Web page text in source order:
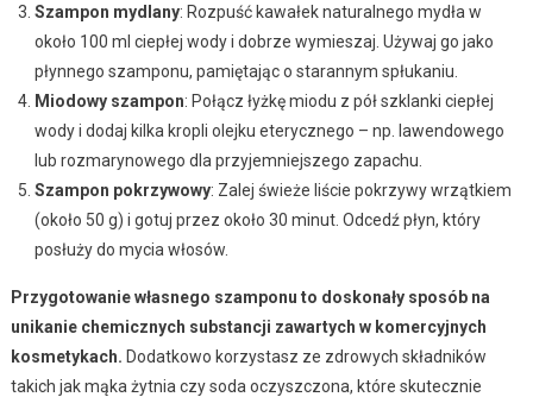
Szampon mydlany: Rozpuść kawałek naturalnego mydła w
około 100 ml ciepłej wody i dobrze wymieszaj. Używaj go jako
płynnego szamponu, pamiętając o starannym spłukaniu.
Miodowy szampon: Połącz łyżkę miodu z pół szklanki ciepłej
wody i dodaj kilka kropli olejku eterycznego – np. lawendowego
lub rozmarynowego dla przyjemniejszego zapachu.
Szampon pokrzywowy: Zalej świeże liście pokrzywy wrzątkiem
(około 50 g) i gotuj przez około 30 minut. Odcedź płyn, który
posłuży do mycia włosów.
Przygotowanie własnego szamponu to doskonały sposób na
unikanie chemicznych substancji zawartych w komercyjnych
kosmetykach. Dodatkowo korzystasz ze zdrowych składników
takich jak mąka żytnia czy soda oczyszczona, które skutecznie